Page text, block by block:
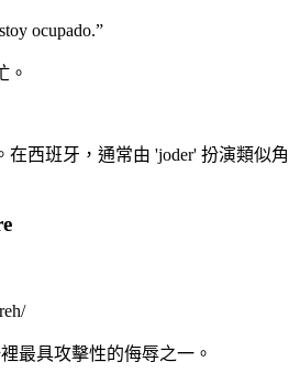
ocupado.”
。
在西班牙，通常由 'joder' 扮演類似角
/
最具攻擊性的侮辱之一。